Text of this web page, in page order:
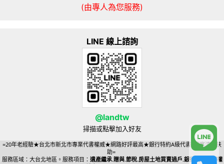
(由專人為您服務)
LINE 線上諮詢
@landtw
掃描或點擊加入好友
=20年老經驗★台北市新北市專業代書權威★網路好評最高★銀行特約A級代書=貧寒清苦扶
助=
服務區域：大台北地區。服務項目： 遺產繼承.贈與.節稅.房屋土地買賣過戶.銀行貸款抵押權